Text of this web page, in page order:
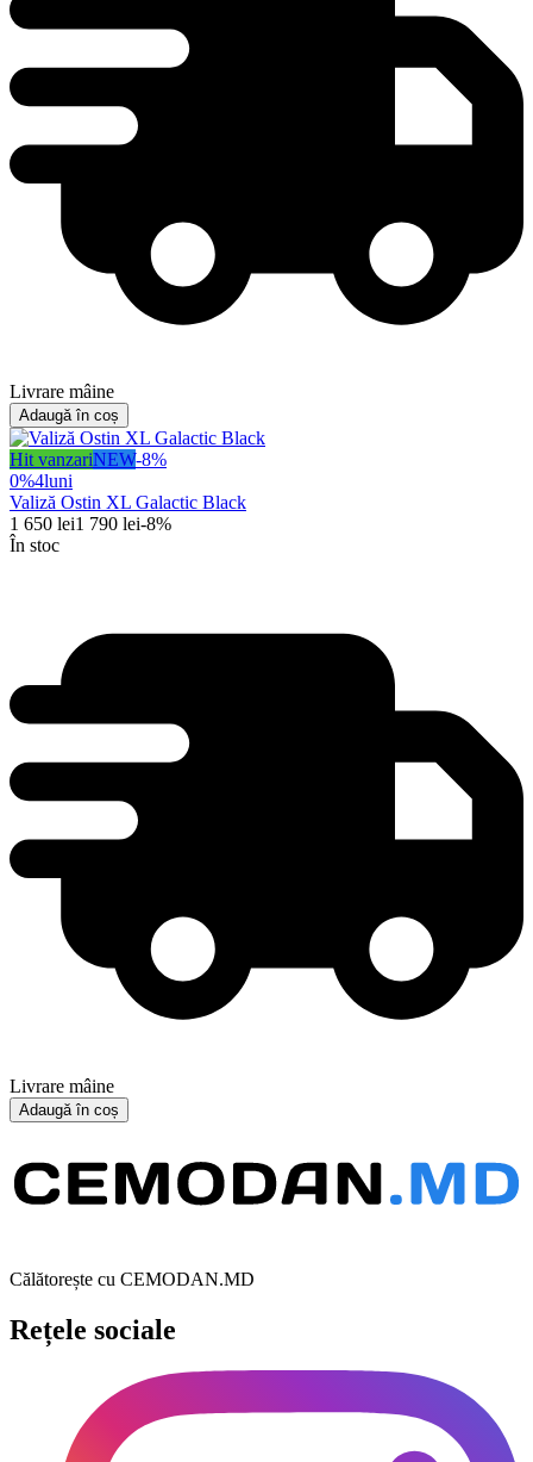
Livrare mâine
Adaugă în coș
Hit vanzariNEW-8%
0%4luni
Valiză Ostin XL Galactic Black
1 650 lei1 790 lei-8%
În stoc
Livrare mâine
Adaugă în coș
Călătorește cu CEMODAN.MD
Rețele sociale